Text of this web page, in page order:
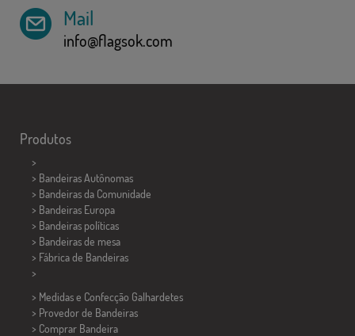
Mail
info@flagsok.com
Produtos
>
> Bandeiras Autônomas
> Bandeiras da Comunidade
> Bandeiras Europa
> Bandeiras políticas
> Bandeiras de mesa
> Fábrica de Bandeiras
>
> Medidas e Confecção Galhardetes
> Provedor de Bandeiras
> Comprar Bandeira